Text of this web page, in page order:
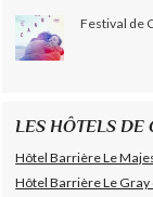
Festival de
LES HÔTELS DE
Hôtel Barrière Le
Hôtel Barrière Le Gray